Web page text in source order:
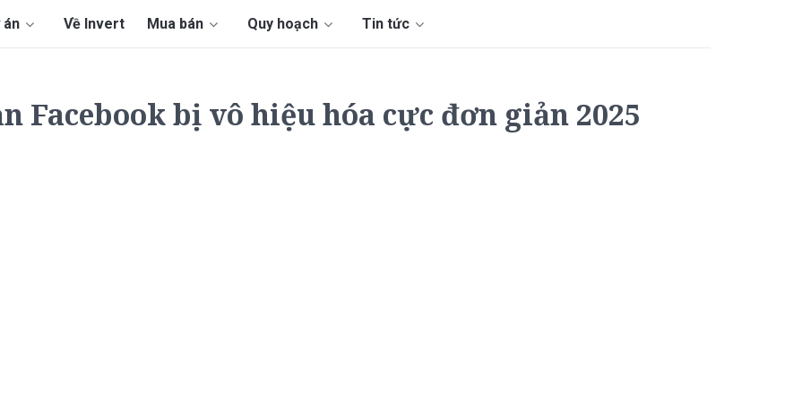
án Về Invert Mua bán Quy hoạch Tin tức
Facebook bị vô hiệu hóa cực đơn giản 2025